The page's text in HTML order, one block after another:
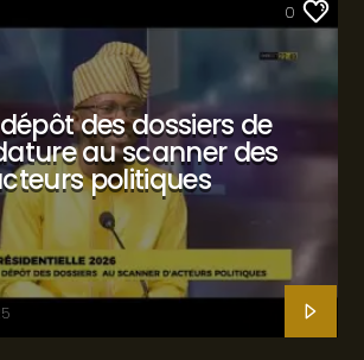
0
des dossiers de
au scanner des
politiques